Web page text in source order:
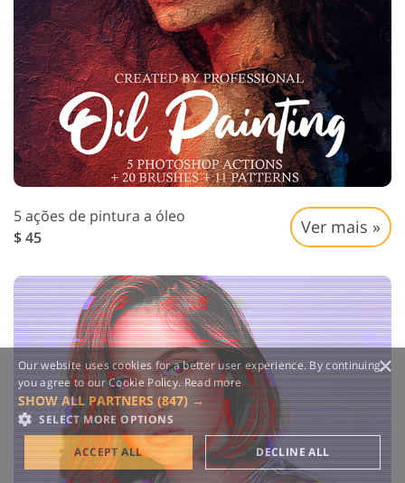
5 ações de pintura a óleo
$ 45
Ver mais »
×
Our website uses cookies for a better user experience. By continuing,
you agree to our Cookie Policy.Read more
SHOW ALL PARTNERS(847) →
SELECT MORE OPTIONS
ACCEPT ALL DECLINE ALL